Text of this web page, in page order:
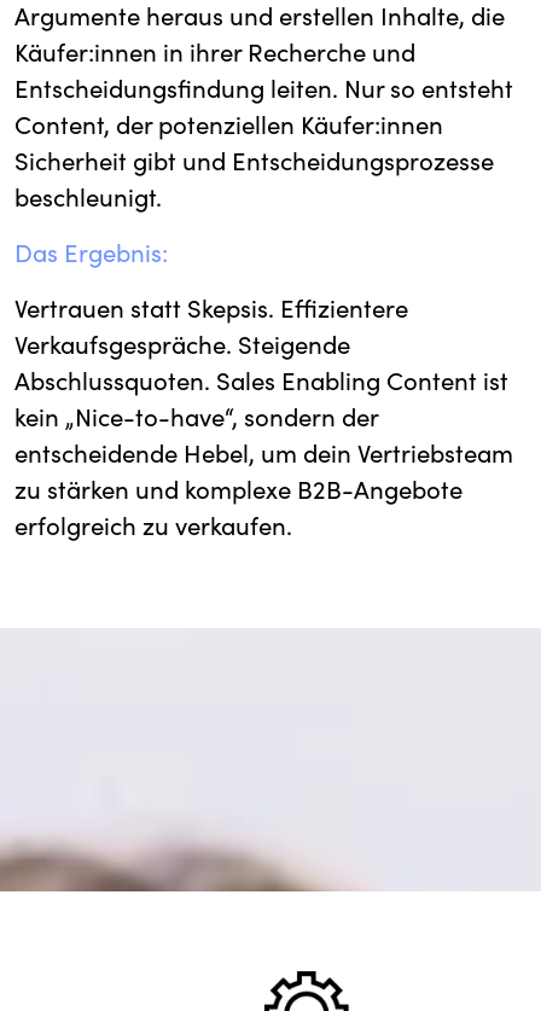
Argumente heraus und erstellen Inhalte, die
Käufer:innen in ihrer Recherche und
Entscheidungsfindung leiten. Nur so entsteht
Content, der potenziellen Käufer:innen
Sicherheit gibt und Entscheidungsprozesse
beschleunigt.
Das Ergebnis:
Vertrauen statt Skepsis. Effizientere
Verkaufsgespräche. Steigende
Abschlussquoten. Sales Enabling Content ist
kein „Nice-to-have“, sondern der
entscheidende Hebel, um dein Vertriebsteam
zu stärken und komplexe B2B-Angebote
erfolgreich zu verkaufen.